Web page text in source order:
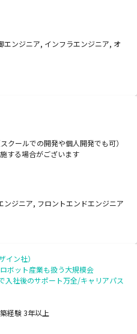
ンジニア, インフラエンジニア, オ
クールでの開発や個人開発でも可）
する場合がございます
ジニア, フロントエンドエンジニア
イン社）
ボット産業も扱う大規模会
入社後のサポート万全/キャリアパス
経験 3年以上